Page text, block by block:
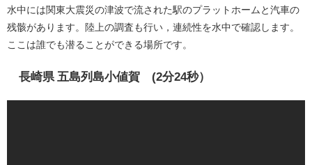
水中には関東大震災の津波で流された駅のプラットホームと汽車の
残骸があります。陸上の調査も行い，連続性を水中で確認します。
ここは誰でも潜ることができる場所です。
長崎県 五島列島小値賀 (2分24秒）